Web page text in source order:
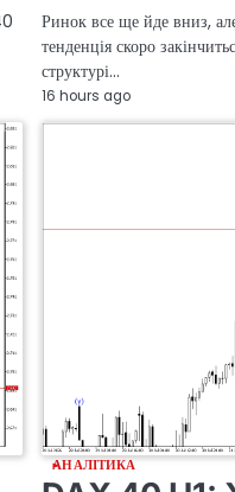
Ринок все ще йде вниз,
тенденція скоро
структурі…
16 hours ago
АНАЛІТИКА